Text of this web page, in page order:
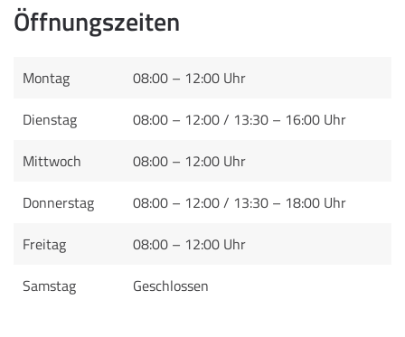
Öffnungszeiten
Montag
08:00 – 12:00 Uhr
Dienstag
08:00 – 12:00 / 13:30 – 16:00 Uhr
Mittwoch
08:00 – 12:00 Uhr
Donnerstag
08:00 – 12:00 / 13:30 – 18:00 Uhr
Freitag
08:00 – 12:00 Uhr
Samstag
Geschlossen